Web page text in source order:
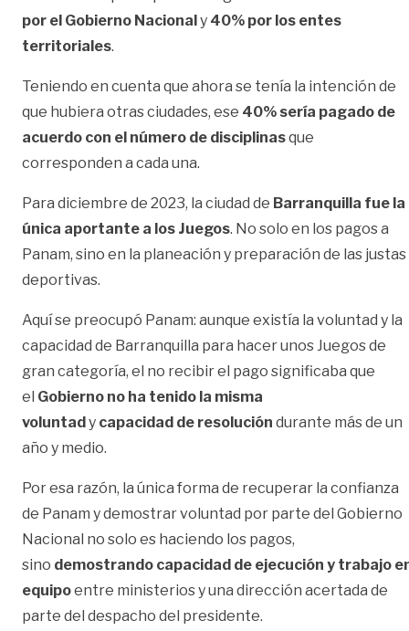
por el Gobierno Nacionaly 40% por los entes
territoriales.
Teniendo en cuenta que ahora se tenía la intención de
que hubiera otras ciudades, ese 40% sería pagado de
acuerdo con el número de disciplinasque
corresponden a cada una.
Para diciembre de 2023, la ciudad de Barranquilla fue la
única aportante a los Juegos. No solo en los pagos a
Panam, sino en la planeación y preparación de las justas
deportivas.
Aquí se preocupó Panam: aunque existía la voluntad y la
capacidad de Barranquilla para hacer unos Juegos de
gran categoría, el no recibir el pago significaba que
el Gobierno no ha tenido la misma
voluntady capacidad de resolución durante más de un
año y medio.
Por esa razón, la única forma de recuperar la confianza
de Panam y demostrar voluntad por parte del Gobierno
Nacional no solo es haciendo los pagos,
sino demostrando capacidad de ejecución y trabajo
equipoentre ministerios y una dirección acertada de
parte del despacho del presidente.